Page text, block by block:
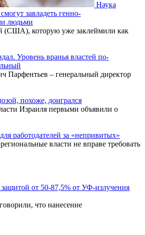
Наука
завладеть генно-
людьми
(США), которую уже заклеймили как
Уровень вранья властей по-
Парфентьев – генеральный директор
похоже, доигрался
Израиля первыми объявили о
работодателей за «непривитых»
власти не вправе требовать
защитой от 50-87,5% от УФ-излучения
что нанесение